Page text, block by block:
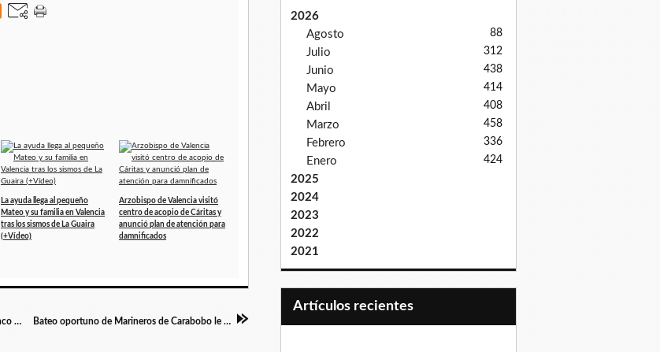
La ayuda llega al pequeño
Mateo y su familia en Valencia
tras los sismos de La Guaira
(+Vídeo)
Arzobispo de Valencia visitó
centro de acopio de Cáritas y
anunció plan de atención para
damnificados
Cantautor carabobeño José David Heredia se suma al elenco principal de “Vaselina el musical Venezuela” 2026 Bateo oportuno de Marineros de Carabobo le dio el triunfo sobre Líderes de Miranda
2026
Agosto
88
Julio 312
Junio 438
Mayo 414
Abril 408
Marzo 458
Febrero 336
Enero 424
2025
2024
2023
2022
2021
Artículos recientes